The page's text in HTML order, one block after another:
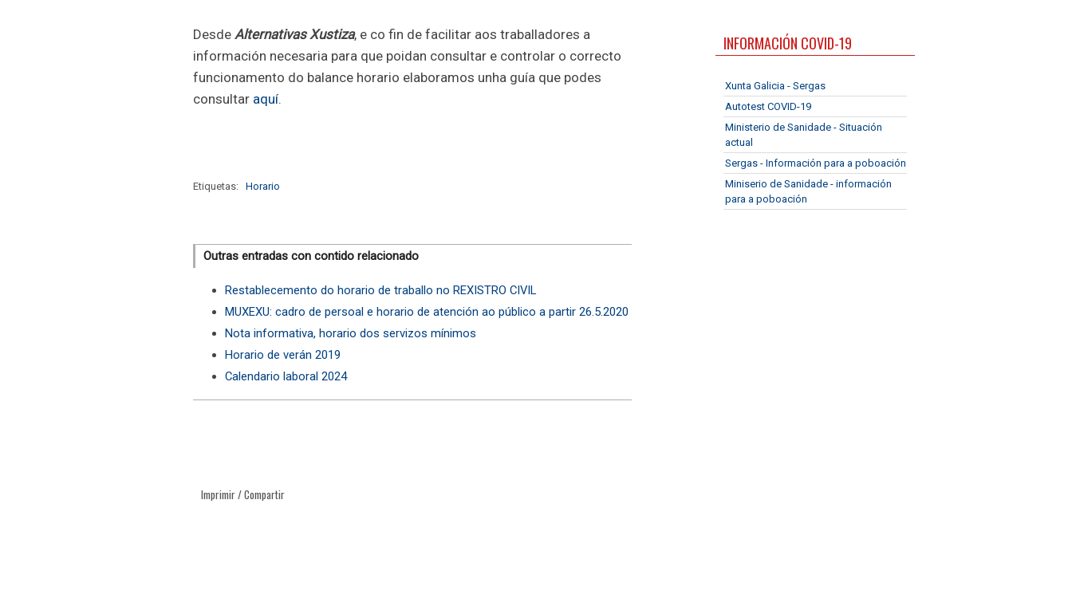
Desde Alternativas Xustiza, e co fin de facilitar aos traballadores a
información necesaria para que poidan consultar e controlar o correcto
funcionamento do balance horario elaboramos unha guía que podes
consultar aquí.
Etiquetas: Horario
Outras entradas con contido relacionado
Restablecemento do horario de traballo no REXISTRO CIVIL
MUXEXU: cadro de persoal e horario de atención ao público a partir 26.5.2020
Nota informativa, horario dos servizos mínimos
Horario de verán 2019
Calendario laboral 2024
Imprimir / Compartir
INFORMACIÓN COVID-19
Xunta Galicia - Sergas
Autotest COVID-19
Ministerio de Sanidade - Situación
actual
Sergas - Información para a poboación
Miniserio de Sanidade - información
para a poboación